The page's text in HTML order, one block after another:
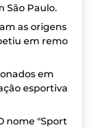
São Paulo.
as origens
em remo
em
esportiva
nome "Sport